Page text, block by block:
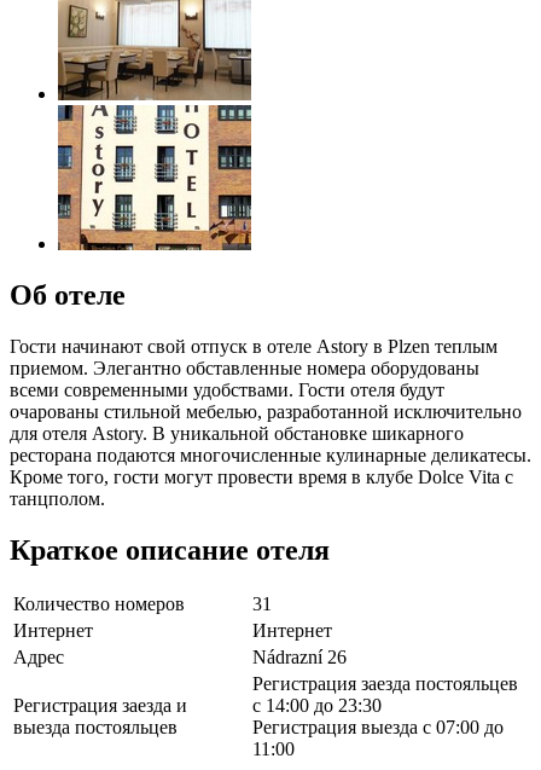
Об отеле
Гости начинают свой отпуск в отеле Astory в Plzen теплым
приемом. Элегантно обставленные номера оборудованы
всеми современными удобствами. Гости отеля будут
очарованы стильной мебелью, разработанной исключительно
для отеля Astory. В уникальной обстановке шикарного
ресторана подаются многочисленные кулинарные деликатесы.
Кроме того, гости могут провести время в клубе Dolce Vita с
танцполом.
Краткое описание отеля
Количество номеров
31
Интернет
Интернет
Адрес
Nádrazní 26
Регистрация заезда и
выезда постояльцев
Регистрация заезда постояльцев
с 14:00 до 23:30
Регистрация выезда с 07:00 до
11:00